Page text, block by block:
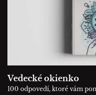
Vedecké okienko
100 odpovedí, ktoré vám